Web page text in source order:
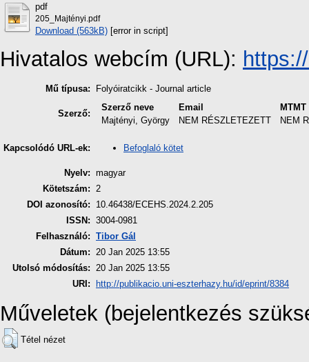
pdf
205_Majtényi.pdf
Download (563kB) [error in script]
Hivatalos webcím (URL):
Mű típusa: Folyóiratcikk - Journal article
Szerző:
Szerző neve Email
Majtényi, György
NEM RÉSZLETEZETT NEM
Kapcsolódó URL-ek: Befoglaló kötet
Nyelv: magyar
Kötetszám: 2
DOI azonosító:
10.46438/ECEHS.2024.2.205
ISSN: 3004-0981
Felhasználó: Tibor Gál
Dátum: 20 Jan 2025 13:55
Utolsó módosítás: 20 Jan 2025 13:55
URI:
http://publikacio.uni-eszterhazy.hu/id/eprint/8384
Műveletek (bejelentkezés
Tétel nézet